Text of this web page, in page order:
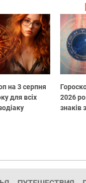
на 3 серпня
для всіх
2026
знаків